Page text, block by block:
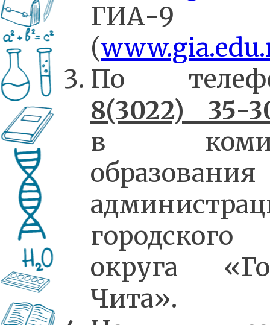
ГИА-9
(
По
8(3022) 35-
в
образования
городского
округа
Чита».